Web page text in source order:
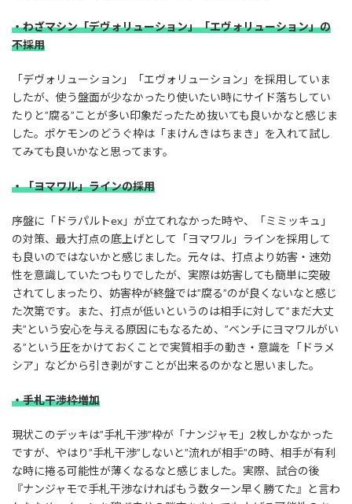
・わざマシン「デヴォリューション」「エヴォリューション」の
不採用
「デヴォリューション」「エヴォリューション」を採用していま
したが、使う盤面が少なかったり使いたい時にサイド落ちしてい
たりと”腐る”ことが多い印象だったため抜いても良いかなと感じま
した。ポケモンのどうぐ枠は「まけんきはちまき」を入れて試し
てみても良いかなと思ってます。
・「ヨマワル」ラインの採用
序盤に「ドラパルトex」が立てれなかった時や、「ミミッキュ」
の対策、最大打点の底上げとして「ヨマワル」ラインを採用して
も良いのではないかと感じました。元々は、打点より妨害・速効
性を意識していたつもりでしたが、実際は妨害しても簡単に突破
されてしまったり、妨害枠が終盤では”腐る”のが良くないなと感じ
た次第です。また、打点が低いというのは相手に対して”まだ大丈
夫”という安心を与える原因にもなるため、”ベンチにヨマワルがい
る”という圧をかけておくことで実質相手の動き・意識を「ドラメ
シア」などから引き剥がすことが出来るのかなと思いました。
・手札干渉枠増加
現状このデッキは”手札干渉”枠が「ナンジャモ」2枚しかなかった
ですが、やはり”手札干渉”しないと”流れが相手”の時、相手が有利
な時に捲る可能性が薄くなるなと感じました。実際、試合の後
『ナンジャモで手札干渉なければもう数ターン早く勝てた』と言わ